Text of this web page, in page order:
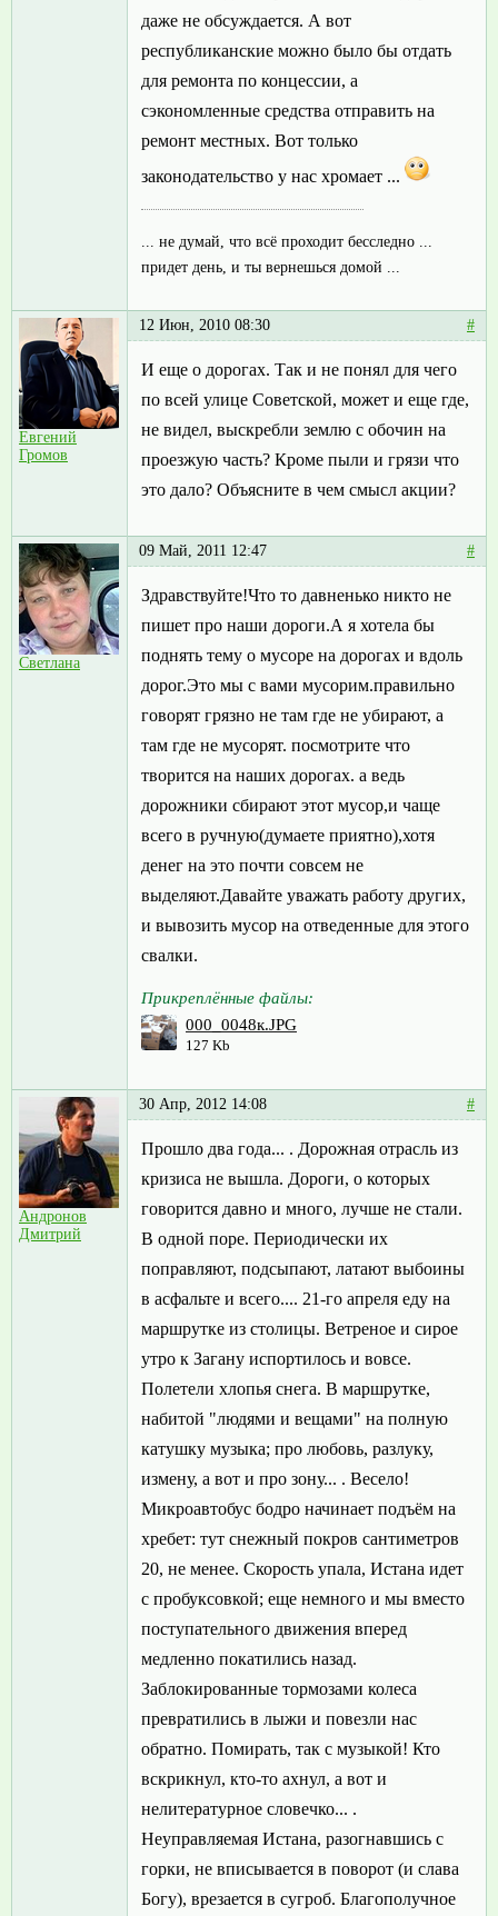
даже не обсуждается. А вот
республиканские можно было бы отдать
для ремонта по концессии, а
сэкономленные средства отправить на
ремонт местных. Вот только
законодательство у нас хромает ...
... не думай, что всё проходит бесследно ...
придет день, и ты вернешься домой ...
Евгений
Громов
12 Июн, 2010 08:30 #
И еще о дорогах. Так и не понял для чего
по всей улице Советской, может и еще где,
не видел, выскребли землю с обочин на
проезжую часть? Кроме пыли и грязи что
это дало? Объясните в чем смысл акции?
Светлана
09 Май, 2011 12:47 #
Здравствуйте!Что то давненько никто не
пишет про наши дороги.А я хотела бы
поднять тему о мусоре на дорогах и вдоль
дорог.Это мы с вами мусорим.правильно
говорят грязно не там где не убирают, а
там где не мусорят. посмотрите что
творится на наших дорогах. а ведь
дорожники сбирают этот мусор,и чаще
всего в ручную(думаете приятно),хотя
денег на это почти совсем не
выделяют.Давайте уважать работу других,
и вывозить мусор на отведенные для этого
свалки.
Прикреплённые файлы:
000_0048к.JPG
127 Kb
Андронов
Дмитрий
30 Апр, 2012 14:08 #
Прошло два года... . Дорожная отрасль из
кризиса не вышла. Дороги, о которых
говорится давно и много, лучше не стали.
В одной поре. Периодически их
поправляют, подсыпают, латают выбоины
в асфальте и всего.... 21-го апреля еду на
маршрутке из столицы. Ветреное и сирое
утро к Загану испортилось и вовсе.
Полетели хлопья снега. В маршрутке,
набитой "людями и вещами" на полную
катушку музыка; про любовь, разлуку,
измену, а вот и про зону... . Весело!
Микроавтобус бодро начинает подъём на
хребет: тут снежный покров сантиметров
20, не менее. Скорость упала, Истана идет
с пробуксовкой; еще немного и мы вместо
поступательного движения вперед
медленно покатились назад.
Заблокированные тормозами колеса
превратились в лыжи и повезли нас
обратно. Помирать, так с музыкой! Кто
вскрикнул, кто-то ахнул, а вот и
нелитературное словечко... .
Неуправляемая Истана, разогнавшись с
горки, не вписывается в поворот (и слава
Богу), врезается в сугроб. Благополучное